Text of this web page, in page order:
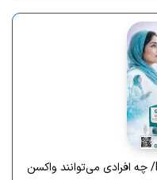
باورهای غلط و رایج درباره ویروس HPV/ چه افرادی می‌توانند واکسن